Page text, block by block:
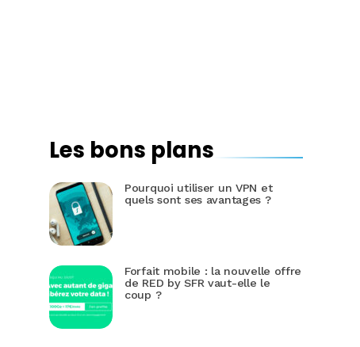
Les bons plans
Pourquoi utiliser un VPN et
quels sont ses avantages ?
Forfait mobile : la nouvelle offre
de RED by SFR vaut-elle le
coup ?